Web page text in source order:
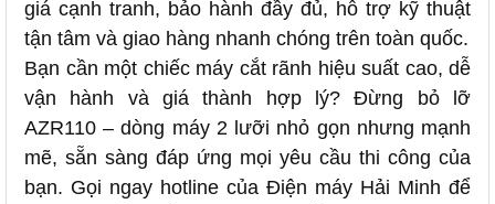
giá cạnh tranh, bảo hành đầy đủ, hỗ trợ kỹ thuật
tận tâm và giao hàng nhanh chóng trên toàn quốc.
Bạn cần một chiếc máy cắt rãnh hiệu suất cao, dễ
vận hành và giá thành hợp lý? Đừng bỏ lỡ
AZR110 – dòng máy 2 lưỡi nhỏ gọn nhưng mạnh
mẽ, sẵn sàng đáp ứng mọi yêu cầu thi công của
bạn. Gọi ngay hotline của Điện máy Hải Minh để